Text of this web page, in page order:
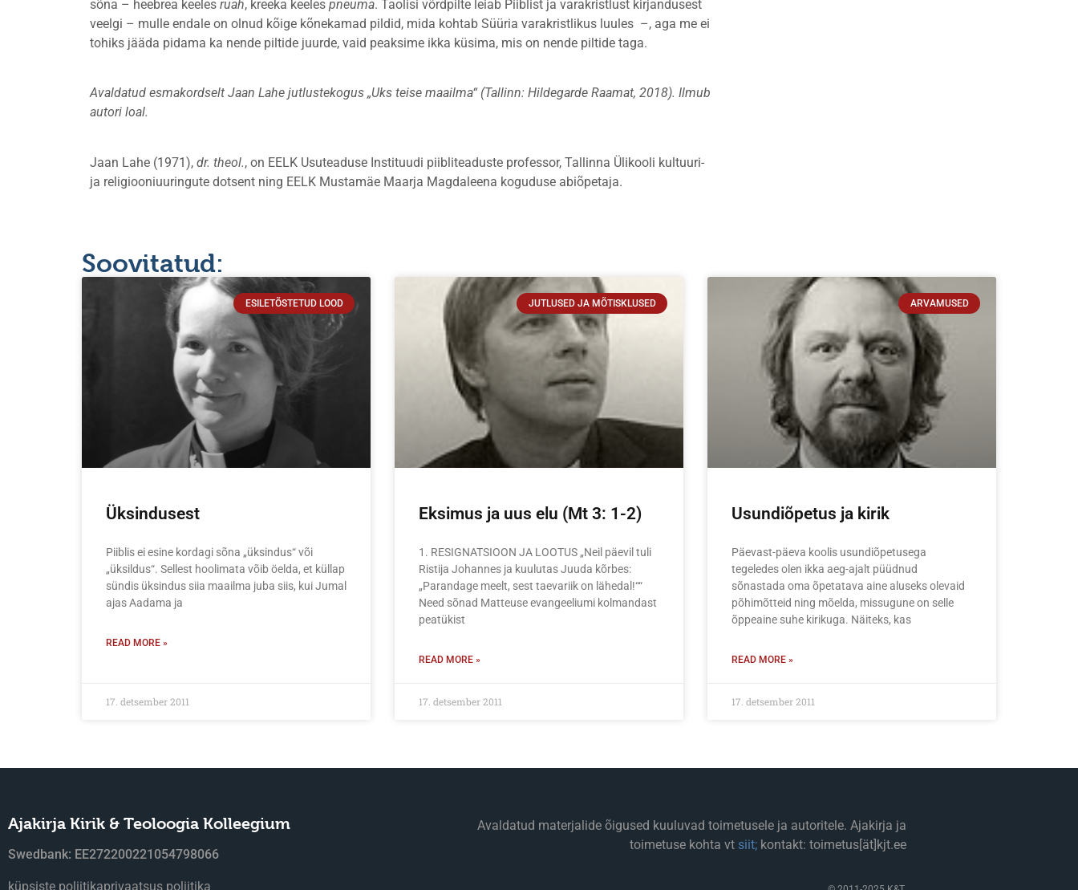
sõna – heebrea keeles ruah, kreeka keeles pneuma. Taolisi võrdpilte leiab Piiblist ja varakristlust kirjandusest
veelgi – mulle endale on olnud kõige kõnekamad pildid, mida kohtab Süüria varakristlikus luules –, aga me ei
tohiks jääda pidama ka nende piltide juurde, vaid peaksime ikka küsima, mis on nende piltide taga.
Avaldatud esmakordselt Jaan Lahe jutlustekogus „Uks teise maailma“ (Tallinn: Hildegarde Raamat, 2018). Ilmub
autori loal.
Jaan Lahe (1971), dr. theol., on EELK Usuteaduse Instituudi piibliteaduste professor, Tallinna Ülikooli kultuuri-
ja religiooniuuringute dotsent ning EELK Mustamäe Maarja Magdaleena koguduse abiõpetaja.
Soovitatud:
ESILETÕSTETUD LOOD
Üksindusest
Piiblis ei esine kordagi sõna „üksindus“ või
„üksildus“. Sellest hoolimata võib öelda, et küllap
sündis üksindus siia maailma juba siis, kui Jumal
ajas Aadama ja
READ MORE »
17. detsember 2011
JUTLUSED JA MÕTISKLUSED
Eksimus ja uus elu (Mt 3: 1-2)
1. RESIGNATSIOON JA LOOTUS „Neil päevil tuli
Ristija Johannes ja kuulutas Juuda kõrbes:
„Parandage meelt, sest taevariik on lähedal!““
Need sõnad Matteuse evangeeliumi kolmandast
peatükist
READ MORE »
17. detsember 2011
ARVAMUSED
Usundiõpetus ja kirik
Päevast-päeva koolis usundiõpetusega
tegeledes olen ikka aeg-ajalt püüdnud
sõnastada oma õpetatava aine aluseks olevaid
põhimõtteid ning mõelda, missugune on selle
õppeaine suhe kirikuga. Näiteks, kas
READ MORE »
17. detsember 2011
Ajakirja Kirik & Teoloogia Kolleegium
Swedbank: EE272200221054798066
küpsiste poliitikaprivaatsus poliitika
Avaldatud materjalide õigused kuuluvad toimetusele ja autoritele. Ajakirja ja
toimetuse kohta vt siit; kontakt: toimetus[ät]kjt.ee